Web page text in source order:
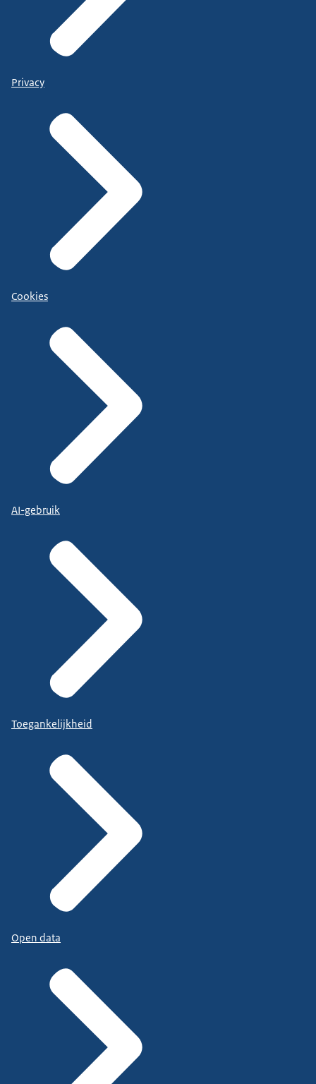
Privacy
Cookies
AI-gebruik
Toegankelijkheid
Open data